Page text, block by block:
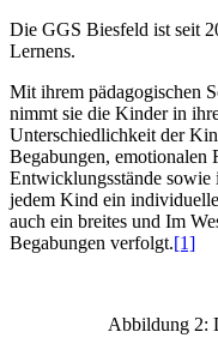
Die GGS Biesfeld ist seit
Lernens.
Mit ihrem pädagogischen
nimmt sie die Kinder in
Unterschiedlichkeit der
Begabungen, emotionalen
Entwicklungsstände
jedem Kind ein
auch ein breites und Im
Begabungen verfolgt.[1]
Abbildung 2: